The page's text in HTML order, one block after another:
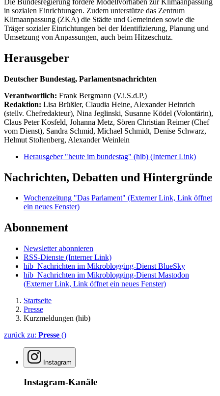
in sozialen Einrichtungen. Zudem unterstütze das Zentrum
Klimaanpassung (ZKA) die Städte und Gemeinden sowie die
Träger sozialer Einrichtungen bei der Identifizierung, Planung und
Umsetzung von Anpassungen, auch beim Hitzeschutz.
Herausgeber
Deutscher Bundestag, Parlamentsnachrichten
Verantwortlich: Frank Bergmann (V.i.S.d.P.)
Redaktion: Lisa Brüßler, Claudia Heine, Alexander Heinrich
(stellv. Chefredakteur), Nina Jeglinski, Susanne Ködel (Volontärin),
Claus Peter Kosfeld, Johanna Metz, Sören Christian Reimer (Chef
vom Dienst), Sandra Schmid, Michael Schmidt, Denise Schwarz,
Helmut Stoltenberg, Alexander Weinlein
Herausgeber "heute im bundestag" (hib) (Interner Link)
Nachrichten, Debatten und Hintergründe
Wochenzeitung "Das Parlament" (Externer Link, Link öffnet
ein neues Fenster)
Abonnement
Newsletter abonnieren
RSS-Dienste (Interner Link)
hib_Nachrichten im Mikroblogging-Dienst BlueSky
hib_Nachrichten im Mikroblogging-Dienst Mastodon
(Externer Link, Link öffnet ein neues Fenster)
Startseite
Presse
Kurzmeldungen (hib)
zurück zu: Presse ()
Instagram
Instagram-Kanäle